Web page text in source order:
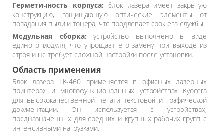
Герметичность корпуса: блок лазера имеет закрытую
конструкцию, защищающую оптические элементы от
попадания пыли и тонера, что продлевает срок его службы.
Модульная сборка: устройство выполнено в виде
единого модуля, что упрощает его замену при выходе из
строя и не требует сложной настройки после установки.
Область применения
Блок лазера LK-460 применяется в офисных лазерных
принтерах и многофункциональных устройствах Kyocera
для высококачественной печати текстовой и графической
документации. Он используется в устройствах,
предназначенных для средних и крупных рабочих групп с
интенсивными нагрузками.